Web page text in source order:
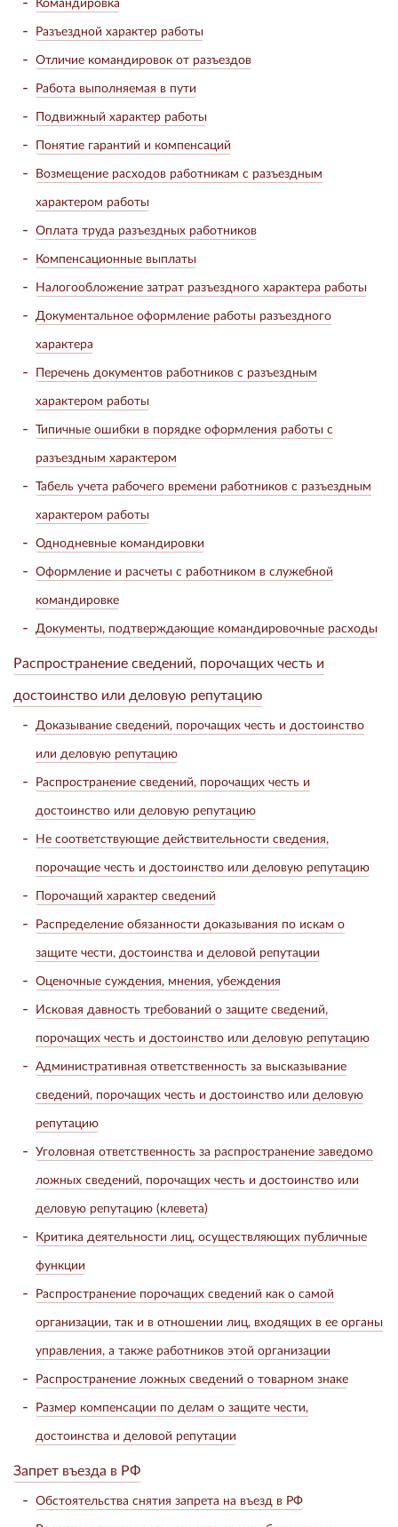
Разъездной характер работы
Отличие командировок от разъездов
Работа выполняемая в пути
Подвижный характер работы
Понятие гарантий и компенсаций
Возмещение расходов работникам с разъездным
характером работы
Оплата труда разъездных работников
Компенсационные выплаты
Налогообложение затрат разъездного характера работы
Документальное оформление работы разъездного
характера
Перечень документов работников с разъездным
характером работы
Типичные ошибки в порядке оформления работы с
разъездным характером
Табель учета рабочего времени работников с разъездным
характером работы
Однодневные командировки
Оформление и расчеты с работником в служебной
командировке
Документы, подтверждающие командировочные расходы
Распространение сведений, порочащих честь и
достоинство или деловую репутацию
Доказывание сведений, порочащих честь и достоинство
или деловую репутацию
Распространение сведений, порочащих честь и
достоинство или деловую репутацию
Не соответствующие действительности сведения,
порочащие честь и достоинство или деловую репутацию
Порочащий характер сведений
Распределение обязанности доказывания по искам о
защите чести, достоинства и деловой репутации
Оценочные суждения, мнения, убеждения
Исковая давность требований о защите сведений,
порочащих честь и достоинство или деловую репутацию
Административная ответственность за высказывание
сведений, порочащих честь и достоинство или деловую
репутацию
Уголовная ответственность за распространение заведомо
ложных сведений, порочащих честь и достоинство или
деловую репутацию (клевета)
Критика деятельности лиц, осуществляющих публичные
функции
Распространение порочащих сведений как о самой
организации, так и в отношении лиц, входящих в ее органы
управления, а также работников этой организации
Распространение ложных сведений о товарном знаке
Размер компенсации по делам о защите чести,
достоинства и деловой репутации
Запрет въезда в РФ
Обстоятельства снятия запрета на въезд в РФ